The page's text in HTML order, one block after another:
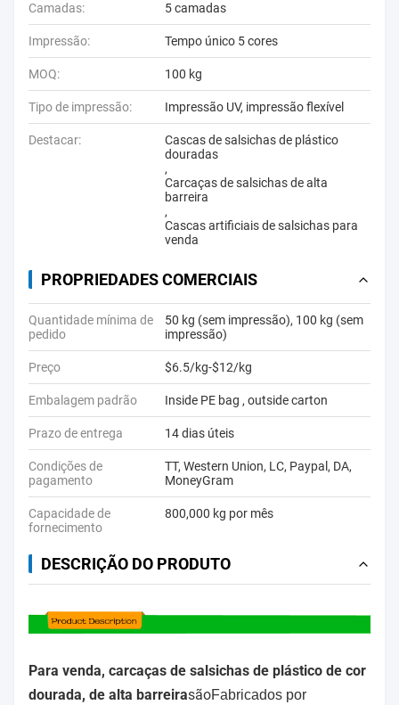
Camadas: 5 camadas
Impressão: Tempo único 5 cores
MOQ: 100 kg
Tipo de impressão: Impressão UV, impressão flexível
Destacar:
Cascas de salsichas de plástico
douradas
,
Carcaças de salsichas de alta
barreira
,
Cascas artificiais de salsichas para
venda
PROPRIEDADES COMERCIAIS
Quantidade mínima de
pedido
50 kg (sem impressão), 100 kg (sem
impressão)
Preço $6.5/kg-$12/kg
Embalagem padrão Inside PE bag , outside carton
Prazo de entrega 14 dias úteis
Condições de
pagamento
TT, Western Union, LC, Paypal, DA,
MoneyGram
Capacidade de
fornecimento
800,000 kg por mês
DESCRIÇÃO DO PRODUTO
Para venda, carcaças de salsichas de plástico de cor
dourada, de alta barreirasãoFabricados por